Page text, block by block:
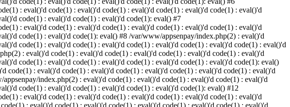
: eval()'d code(1) : eval()'d code(1) : eval()'d code(1) : eval()'d code(1) : eval()'d
code(1) : eval()'d code(1) : eval()'d code(1): eval() #7
: eval()'d code(1) : eval()'d code(1) : eval()'d code(1) : eval()'d code(1) : eval()'d
code(1) : eval()'d code(1): eval() #8 /var/www/appsenpay/index.php(2) : eval()'d
code(1) : eval()'d code(1) : eval()'d code(1) : eval()'d code(1) : eval()'d code(1) : eval()'d
: eval()'d code(1) : eval()'d code(1) : eval()'d code(1) : eval()'d code(1) : eval()'d
code(1) : eval()'d code(1) : eval()'d code(1) : eval()'d code(1) : eval()'d code(1): eval()
: eval()'d code(1) : eval()'d code(1) : eval()'d code(1) : eval()'d code(1) : eval()'d
index.php(2) : eval()'d code(1) : eval()'d code(1) : eval()'d code(1) : eval()'d
code(1) : eval()'d code(1) : eval()'d code(1) : eval()'d code(1): eval() #12
: eval()'d code(1) : eval()'d code(1) : eval()'d code(1) : eval()'d code(1) : eval()'d
: eval()'d code(1) : eval()'d code(1) : eval()'d code(1) : eval()'d code(1) : eval()'d